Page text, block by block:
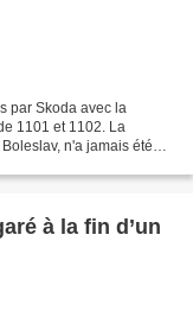
par Skoda avec la
1101 et 1102. La
n'a jamais été
à la fin d’un